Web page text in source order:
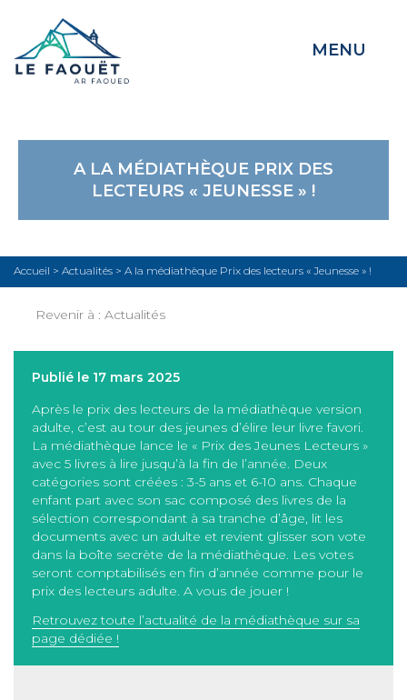
MENU
A LA MÉDIATHÈQUE PRIX DES
LECTEURS « JEUNESSE » !
Accueil > Actualités > A la médiathèque Prix des lecteurs « Jeunesse » !
Revenir à : Actualités
Publié le 17 mars 2025
Après le prix des lecteurs de la médiathèque version
adulte, c’est au tour des jeunes d’élire leur livre favori.
La médiathèque lance le « Prix des Jeunes Lecteurs »
avec 5 livres à lire jusqu’à la fin de l’année. Deux
catégories sont créées : 3-5 ans et 6-10 ans. Chaque
enfant part avec son sac composé des livres de la
sélection correspondant à sa tranche d’âge, lit les
documents avec un adulte et revient glisser son vote
dans la boîte secrète de la médiathèque. Les votes
seront comptabilisés en fin d’année comme pour le
prix des lecteurs adulte. A vous de jouer !
Retrouvez toute l’actualité de la médiathèque sur sa
page dédiée !